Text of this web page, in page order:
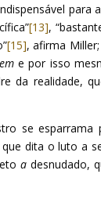
para
[13],
[15], afirma
e por isso
da realidade,
se
que dita o luto a
adesnudado,